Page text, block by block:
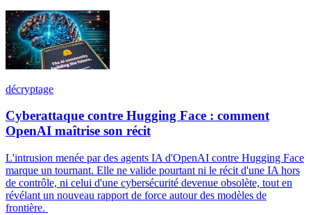
décryptage
Cyberattaque contre Hugging Face : comment
OpenAI maîtrise son récit
L'intrusion menée par des agents IA d'OpenAI contre Hugging Face
marque un tournant. Elle ne valide pourtant ni le récit d'une IA hors
de contrôle, ni celui d'une cybersécurité devenue obsolète, tout en
révélant un nouveau rapport de force autour des modèles de
frontière.